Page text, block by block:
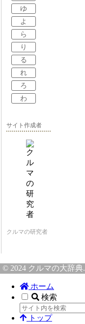
ゆ
よ
ら
り
る
れ
ろ
わ
サイト作成者
クルマの研究者
© 2024 クルマの大辞典.
ホーム
検索
トップ